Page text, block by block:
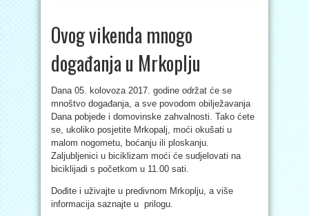
Ovog vikenda mnogo
događanja u Mrkoplju
Dana 05. kolovoza 2017. godine održat će se
mnoštvo događanja, a sve povodom obilježavanja
Dana pobjede i domovinske zahvalnosti. Tako ćete
se, ukoliko posjetite Mrkopalj, moći okušati u
malom nogometu, boćanju ili ploskanju.
Zaljubljenici u biciklizam moći će sudjelovati na
biciklijadi s početkom u 11.00 sati.
Dođite i uživajte u predivnom Mrkoplju, a više
informacija saznajte u prilogu.